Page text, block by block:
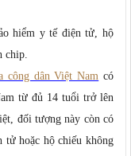
hiểm y tế điện tử, hộ
chip.
công dân Việt Nam có
từ đủ 14 tuổi trở lên
đối tượng này còn có
tử hoặc hộ chiếu không